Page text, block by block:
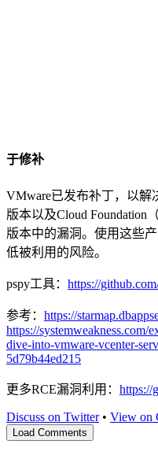
于修补
VMware已发布补丁，以解
版本以及Cloud Foundation
版本中的漏洞。使用这些
低被利用的风险。
pspy工具： https://
参考： https://
https://systemweakness.com/
dive-into-vmware-vcenter-
5d79b44ed215
更多RCE漏洞利用： https://
Discuss on Twitter• View on
Load Comments